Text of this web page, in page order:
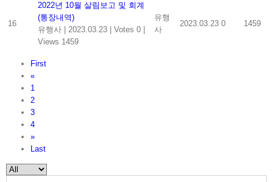
16
2022년 10월 살림보고 및 회계
(통장내역)
유행사
2023.03.23 Votes 0
Views 1459
유행
사
2023.03.23 0 1459
First
«
1
2
3
4
»
Last